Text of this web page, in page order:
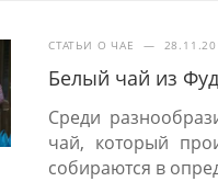
СТАТЬИ О ЧАЕ —
Белый чай из
Среди
чай, который
собираются в